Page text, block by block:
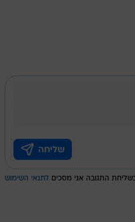
התגובה אני מסכים לתנאי השימוש